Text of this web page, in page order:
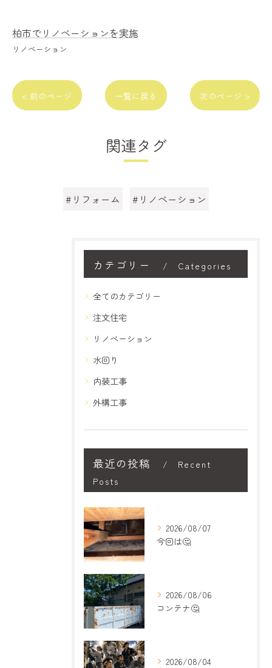
柏市でリノベーションを実施
リノベーション
< 前のページ 一覧に戻る 次のページ >
関連タグ
#リフォーム #リノベーション
カテゴリー Categories
全てのカテゴリー
注文住宅
リノベーション
水回り
内装工事
外構工事
最近の投稿
Recent
Posts
2026/08/07
今回は🤔
2026/08/06
コンテナ🤔
2026/08/04